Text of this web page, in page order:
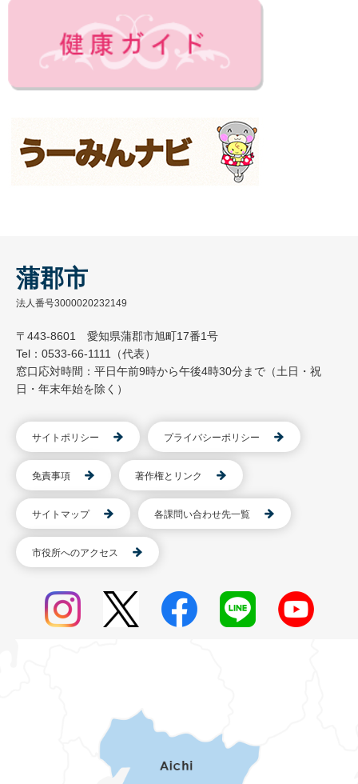
蒲郡市
法人番号3000020232149
〒443-8601 愛知県蒲郡市旭町17番1号
Tel：0533-66-1111（代表）
窓口応対時間：平日午前9時から午後4時30分まで（土日・祝
日・年末年始を除く）
サイトポリシー プライバシーポリシー
免責事項 著作権とリンク
サイトマップ 各課問い合わせ先一覧
市役所へのアクセス